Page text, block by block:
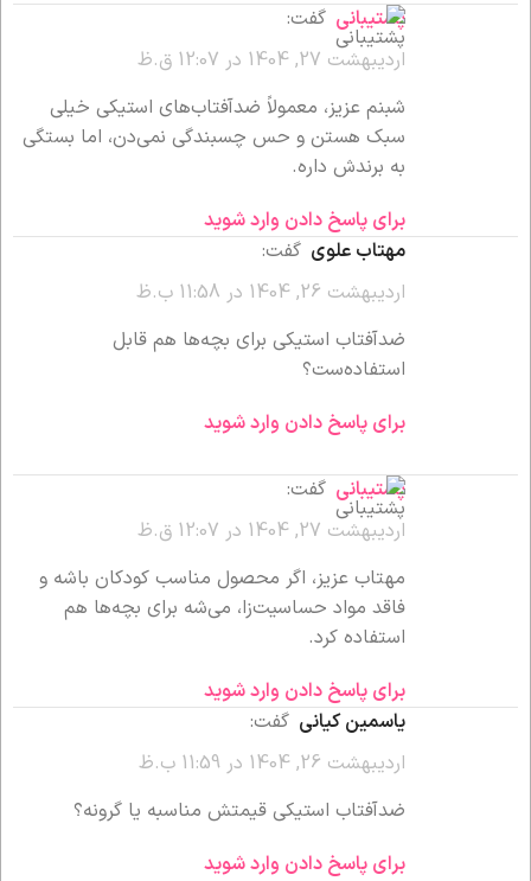
پشتیبانی گفت:
اردیبهشت 27, 1404 در 12:07 ق.ظ
شبنم عزیز، معمولاً ضدآفتاب‌های استیکی خیلی
سبک هستن و حس چسبندگی نمی‌دن، اما بستگی
به برندش داره.
برای پاسخ دادن وارد شوید
مهتاب علوی گفت:
اردیبهشت 26, 1404 در 11:58 ب.ظ
ضدآفتاب استیکی برای بچه‌ها هم قابل
استفاده‌ست؟
برای پاسخ دادن وارد شوید
پشتیبانی گفت:
اردیبهشت 27, 1404 در 12:07 ق.ظ
مهتاب عزیز، اگر محصول مناسب کودکان باشه و
فاقد مواد حساسیت‌زا، می‌شه برای بچه‌ها هم
استفاده کرد.
برای پاسخ دادن وارد شوید
یاسمین کیانی گفت:
اردیبهشت 26, 1404 در 11:59 ب.ظ
ضدآفتاب استیکی قیمتش مناسبه یا گرونه؟
برای پاسخ دادن وارد شوید